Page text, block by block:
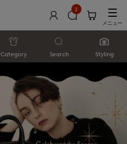
2
メニュー
Category Search Styling